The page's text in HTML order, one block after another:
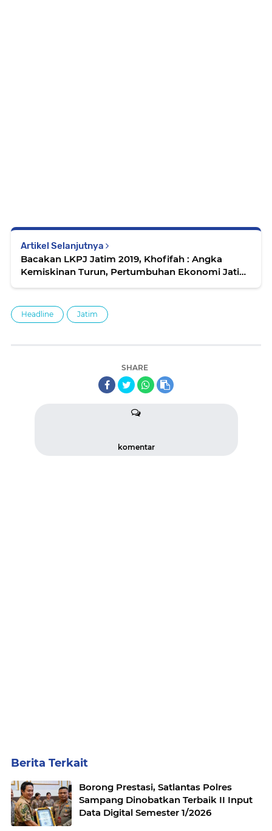
Artikel Selanjutnya
Bacakan LKPJ Jatim 2019, Khofifah : Angka
Kemiskinan Turun, Pertumbuhan Ekonomi Jatim
Headline Jatim
SHARE
komentar
Berita Terkait
Borong Prestasi, Satlantas Polres
Sampang Dinobatkan Terbaik II Input
Data Digital Semester 1/2026